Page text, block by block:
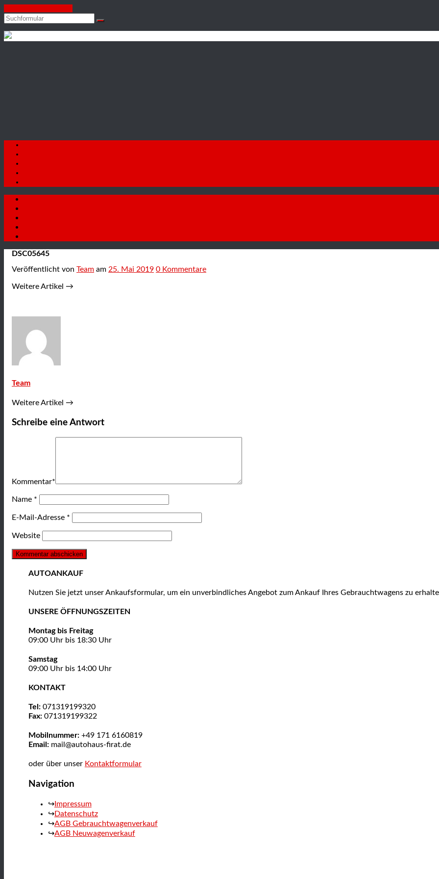
Suchen
Autohaus
DSC05645
Veröffentlicht von Team am 25. Mai 2019 0 Kommentare
Weitere Artikel →
Team
Weitere Artikel →
Schreibe eine Antwort
Kommentar*
Name *
E-Mail-Adresse *
Website
AUTOANKAUF
Nutzen Sie jetzt unser Ankaufsformular, um ein unverbindliches Angebot zum Ankauf Ihres Gebrauchtwagens zu
UNSERE ÖFFNUNGSZEITEN
Montag bis Freitag
09:00 Uhr bis 18:30 Uhr
Samstag
09:00 Uhr bis 14:00 Uhr
KONTAKT
Tel:071319199320
Fax:071319199322
Mobilnummer:+49 171 6160819
Email:mail@autohaus-firat.de
oder über unser Kontaktformular
Navigation
Impressum
Datenschutz
AGB Gebrauchtwagenverkauf
AGB Neuwagenverkauf